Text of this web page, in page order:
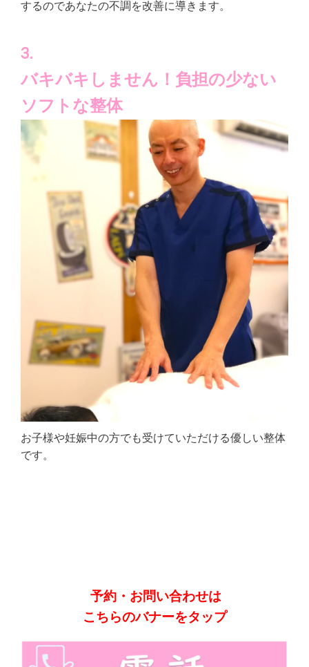
するのであなたの不調を改善に導きます。
3.
バキバキしません！負担の少ない
ソフトな整体
お子様や妊娠中の方でも受けていただける優しい整体
です。
予約・お問い合わせは
こちらのバナーをタップ